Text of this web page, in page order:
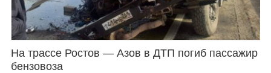
На трассе Ростов — Азов в ДТП погиб пассажир
бензовоза